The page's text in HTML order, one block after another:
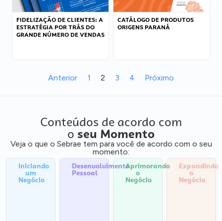
FIDELIZAÇÃO DE CLIENTES: A
ESTRATÉGIA POR TRÁS DO
GRANDE NÚMERO DE VENDAS
CATÁLOGO DE PRODUTOS
ORIGENS PARANÁ
Anterior 1 2 3 4 Próximo
Conteúdos de acordo com
o seu Momento
Veja o que o Sebrae tem para você de acordo com o seu
momento:
Iniciando
um
Negócio
Desenvolvimento
Pessoal
Aprimorando
o
Negócio
Expandindo
o
Negócio